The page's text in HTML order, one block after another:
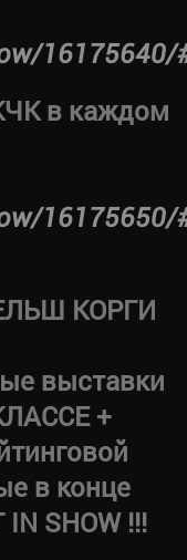
16175640/
в каждом
16175650/
КОРГИ
выставки
+
в конце
SHOW !!!